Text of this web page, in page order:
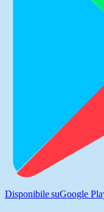
Disponibile suGoogle